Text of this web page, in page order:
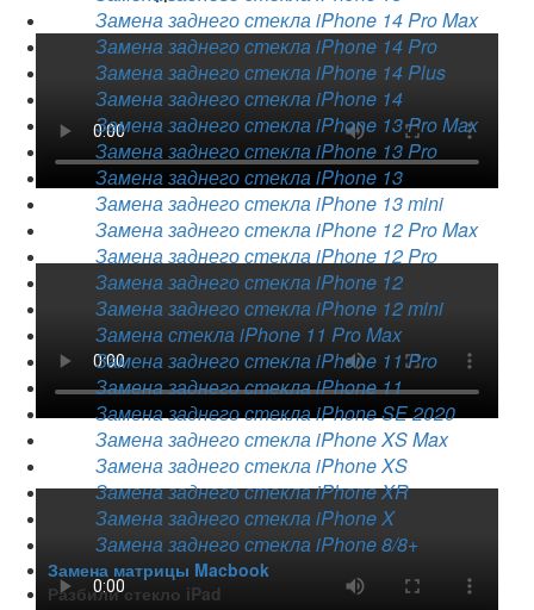
Замена заднего стекла iPhone 14 Pro Max
Замена заднего стекла iPhone 14 Pro
Замена заднего стекла iPhone 14 Plus
Замена заднего стекла iPhone 14
Замена заднего стекла iPhone 13 Pro Max
Замена заднего стекла iPhone 13 Pro
Замена заднего стекла iPhone 13
Замена заднего стекла iPhone 13 mini
Замена заднего стекла iPhone 12 Pro Max
Замена заднего стекла iPhone 12 Pro
Замена заднего стекла iPhone 12
Замена заднего стекла iPhone 12 mini
Замена стекла iPhone 11 Pro Max
Замена заднего стекла iPhone 11 Pro
Замена заднего стекла iPhone 11
Замена заднего стекла iPhone SE 2020
Замена заднего стекла iPhone XS Max
Замена заднего стекла iPhone XS
Замена заднего стекла iPhone XR
Замена заднего стекла iPhone X
Замена заднего стекла iPhone 8/8+
Замена матрицы Macbook
Разбили стекло iPad